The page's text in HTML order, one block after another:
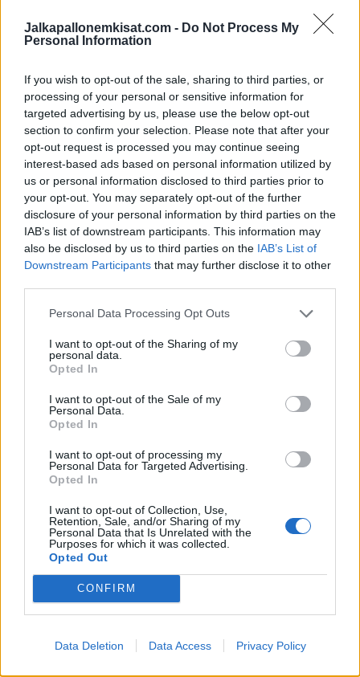
Jalkapallonemkisat.com - Do Not Process My
Personal Information
If you wish to opt-out of the sale, sharing to third parties, or
processing of your personal or sensitive information for
targeted advertising by us, please use the below opt-out
section to confirm your selection. Please note that after your
opt-out request is processed you may continue seeing
interest-based ads based on personal information utilized by
us or personal information disclosed to third parties prior to
your opt-out. You may separately opt-out of the further
disclosure of your personal information by third parties on the
IAB’s list of downstream participants. This information may
also be disclosed by us to third parties on the IAB’s List of
Downstream Participants that may further disclose it to other
Personal Data Processing Opt Outs
I want to opt-out of the Sharing of my
personal data.
Opted In
I want to opt-out of the Sale of my
Personal Data.
Opted In
I want to opt-out of processing my
Personal Data for Targeted Advertising.
Opted In
I want to opt-out of Collection, Use,
Retention, Sale, and/or Sharing of my
Personal Data that Is Unrelated with the
Purposes for which it was collected.
Opted Out
CONFIRM
Data Deletion Data Access Privacy Policy
paranemaan päin. Nähtäväksi jää, mitä kaikkea tämä yhteistyö
Veikkausiiga-kausi käynnistyy 10.4. Katso sarjanotteluohjelma
täältä.
Edellinen artikkeli
La Liga tänään: jatkuuko Atletico
Seuraava artikkeli
Akseli Pelvas lopettaa komean
Suomen MM-karsintojen näkymät –
analyysi
näin katsot ottelun
Jalkapallon U21 EM-kisat 2025 – tässä
otteluohjelma ja Suomen joukkue